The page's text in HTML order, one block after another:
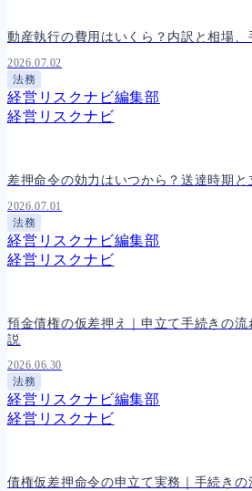
動産執行の費用はいくら？内訳と相場
2026.07.02
法務
経営リスクナビ編集部
経営リスクナビ
差押命令の効力はいつから？送達時期
2026.07.01
法務
経営リスクナビ編集部
経営リスクナビ
預金債権の仮差押え｜申立て手続きの
説
2026.06.30
法務
経営リスクナビ編集部
経営リスクナビ
債権仮差押命令の申立て実務｜手続き